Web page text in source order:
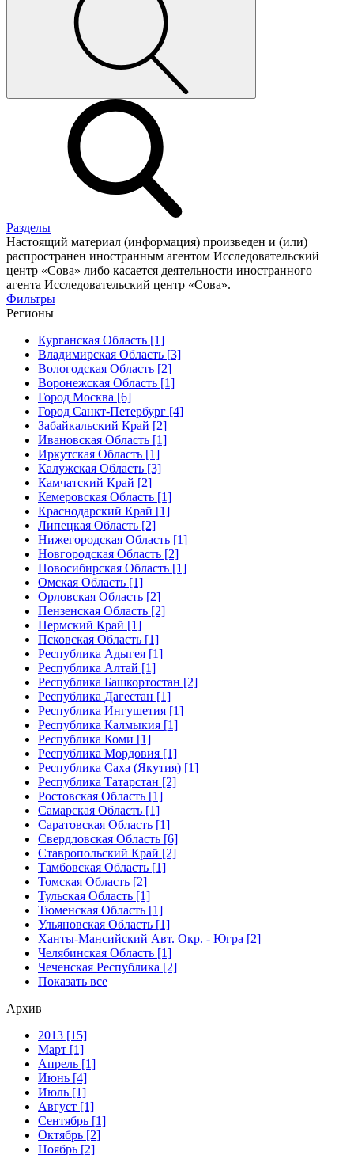
Разделы
Настоящий материал (информация) произведен и (или)
распространен иностранным агентом Исследовательский
центр «Сова» либо касается деятельности иностранного
агента Исследовательский центр «Сова».
Фильтры
Регионы
Курганская Область [1]
Владимирская Область [3]
Вологодская Область [2]
Воронежская Область [1]
Город Москва [6]
Город Санкт-Петербург [4]
Забайкальский Край [2]
Ивановская Область [1]
Иркутская Область [1]
Калужская Область [3]
Камчатский Край [2]
Кемеровская Область [1]
Краснодарский Край [1]
Липецкая Область [2]
Нижегородская Область [1]
Новгородская Область [2]
Новосибирская Область [1]
Омская Область [1]
Орловская Область [2]
Пензенская Область [2]
Пермский Край [1]
Псковская Область [1]
Республика Адыгея [1]
Республика Алтай [1]
Республика Башкортостан [2]
Республика Дагестан [1]
Республика Ингушетия [1]
Республика Калмыкия [1]
Республика Коми [1]
Республика Мордовия [1]
Республика Саха (Якутия) [1]
Республика Татарстан [2]
Ростовская Область [1]
Самарская Область [1]
Саратовская Область [1]
Свердловская Область [6]
Ставропольский Край [2]
Тамбовская Область [1]
Томская Область [2]
Тульская Область [1]
Тюменская Область [1]
Ульяновская Область [1]
Ханты-Мансийский Авт. Окр. - Югра [2]
Челябинская Область [1]
Чеченская Республика [2]
Показать все
Архив
2013 [15]
Март [1]
Апрель [1]
Июнь [4]
Июль [1]
Август [1]
Сентябрь [1]
Октябрь [2]
Ноябрь [2]